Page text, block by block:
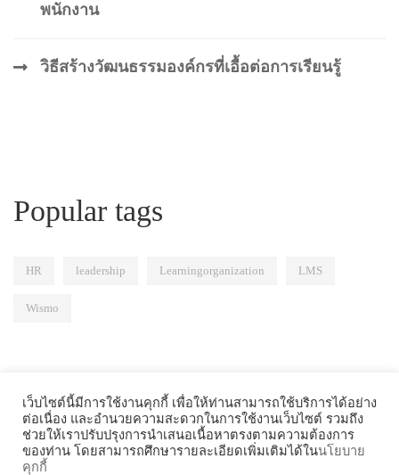
พนักงาน
วิธีสร้างวัฒนธรรมองค์กรที่เอื้อต่อการเรียนรู้
Popular tags
HR leadership Learningorganization LMS
Wismo
เว็บไซต์นี้มีการใช้งานคุกกี้ เพื่อให้ท่านสามารถใช้บริการได้อย่าง
ต่อเนื่อง และอำนวยความสะดวกในการใช้งานเว็บไซต์ รวมถึง
ช่วยให้เราปรับปรุงการนำเสนอเนื้อหาตรงตามความต้องการ
ของท่าน โดยสามารถศึกษารายละเอียดเพิ่มเติมได้ในนโยบาย
คุกกี้